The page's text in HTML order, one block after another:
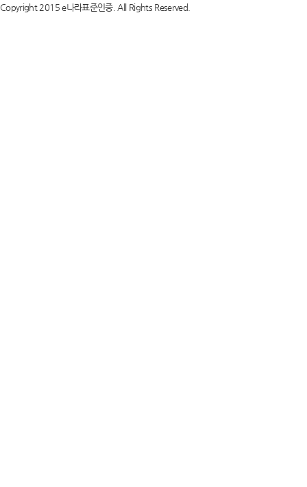
Copyright 2015 e나라표준인증. All Rights Reserved.